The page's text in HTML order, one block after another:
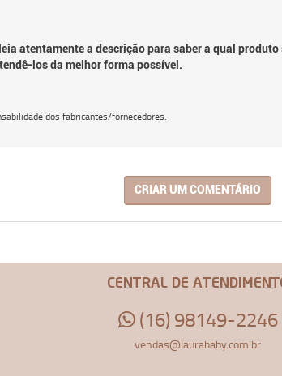
atentamente a descrição para saber a qual
los da melhor forma possível.
dos fabricantes/fornecedores.
CRIAR UM COMENTÁRIO
CENTRAL DE
(16) 98149-2246
vendas@laurababy.com.br